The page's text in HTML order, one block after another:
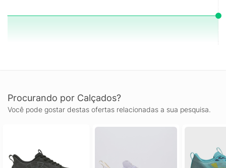
Procurando por Calçados?
Você pode gostar destas ofertas relacionadas a sua pesquisa.